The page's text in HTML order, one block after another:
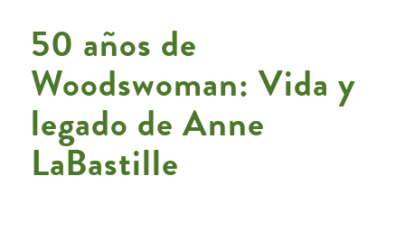
50 años de
Woodswoman: Vida y
legado de Anne
LaBastille